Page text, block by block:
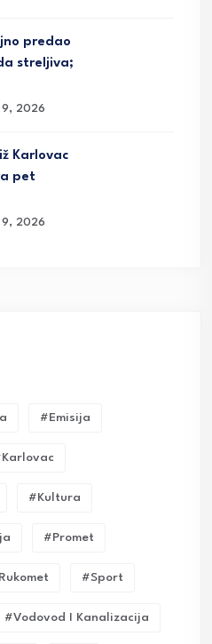
predao
streljiva;
9, 2026
Karlovac
pet
9, 2026
#emisija
#kultura
#promet
#sport
#vodovod I Kanalizacija